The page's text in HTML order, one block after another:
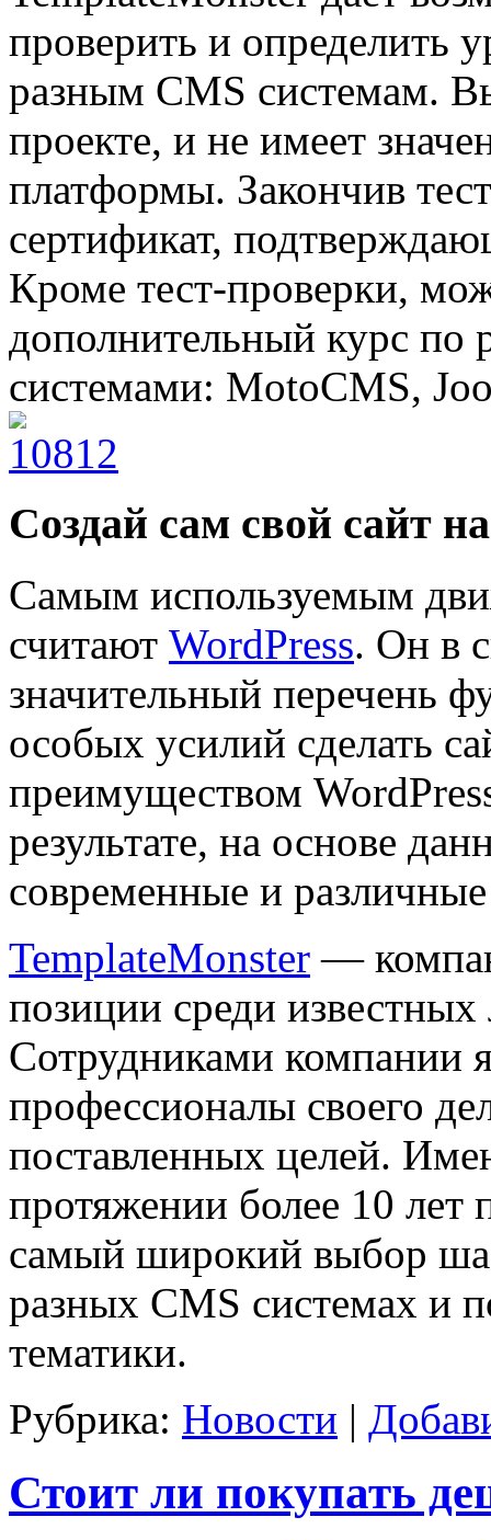
проверить и определить
разным CMS системам.
проекте, и не имеет
платформы. Закончив
сертификат,
Кроме тест-проверки,
дополнительный курс по
системами: MotoCMS,
Создай сам свой сайт
Самым используемым
считают WordPress. Он в
значительный перечень
особых усилий сделать
преимуществом
результате, на основе
современные и
TemplateMonster —
позиции среди
Сотрудниками компании
профессионалы своего
поставленных целей.
протяжении более 10 лет
самый широкий выбор
разных CMS системах и
тематики.
Рубрика: Новости |
Стоит ли покупать